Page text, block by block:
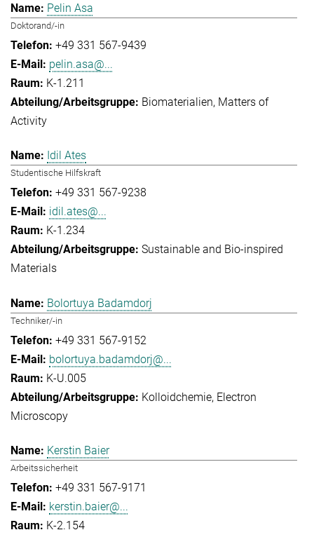
Pelin Asa
Doktorand/-in
+49 331 567-9439
pelin.asa@...
K-1.211
Biomaterialien Matters of
Activity
Idil Ates
Studentische Hilfskraft
+49 331 567-9238
idil.ates@...
K-1.234
Sustainable and Bio-inspired
Materials
Bolortuya Badamdorj
Techniker/-in
+49 331 567-9152
bolortuya.badamdorj@...
K-U.005
Kolloidchemie Electron
Microscopy
Kerstin Baier
Arbeitssicherheit
+49 331 567-9171
kerstin.baier@...
K-2.154